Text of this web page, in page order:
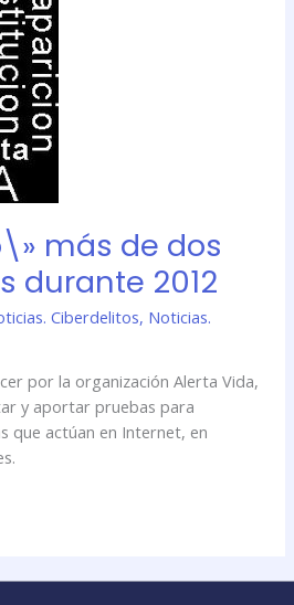
más de dos
durante 2012
Ciberdelitos, Noticias.
por la organización Alerta Vida,
y aportar pruebas para
que actúan en Internet, en